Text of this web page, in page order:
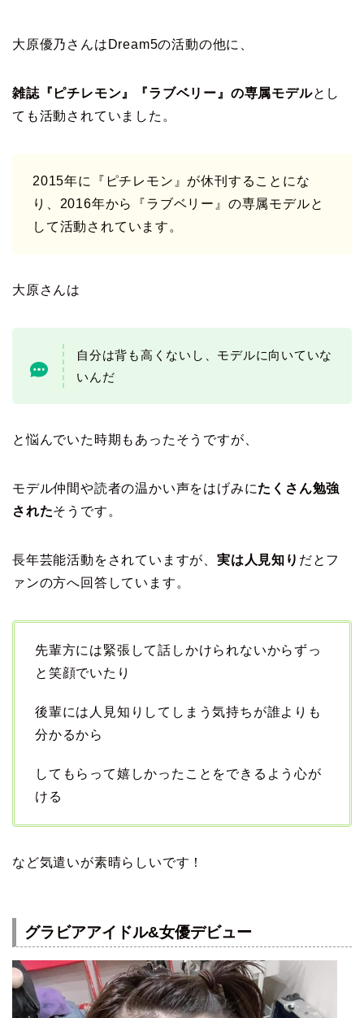
大原優乃さんはDream5の活動の他に、
雑誌『ピチレモン』『ラブベリー』の専属モデルとし
ても活動されていました。
2015年に『ピチレモン』が休刊することにな
り、2016年から『ラブベリー』の専属モデルと
して活動されています。
大原さんは
自分は背も高くないし、モデルに向いていな
いんだ
と悩んでいた時期もあったそうですが、
モデル仲間や読者の温かい声をはげみにたくさん勉強
されたそうです。
長年芸能活動をされていますが、 実は人見知り だとフ
ァンの方へ回答しています。
先輩方には緊張して話しかけられないからずっ
と笑顔でいたり
後輩には人見知りしてしまう気持ちが誰よりも
分かるから
してもらって嬉しかったことをできるよう心が
ける
など気遣いが素晴らしいです！
グラビアアイドル&女優デビュー